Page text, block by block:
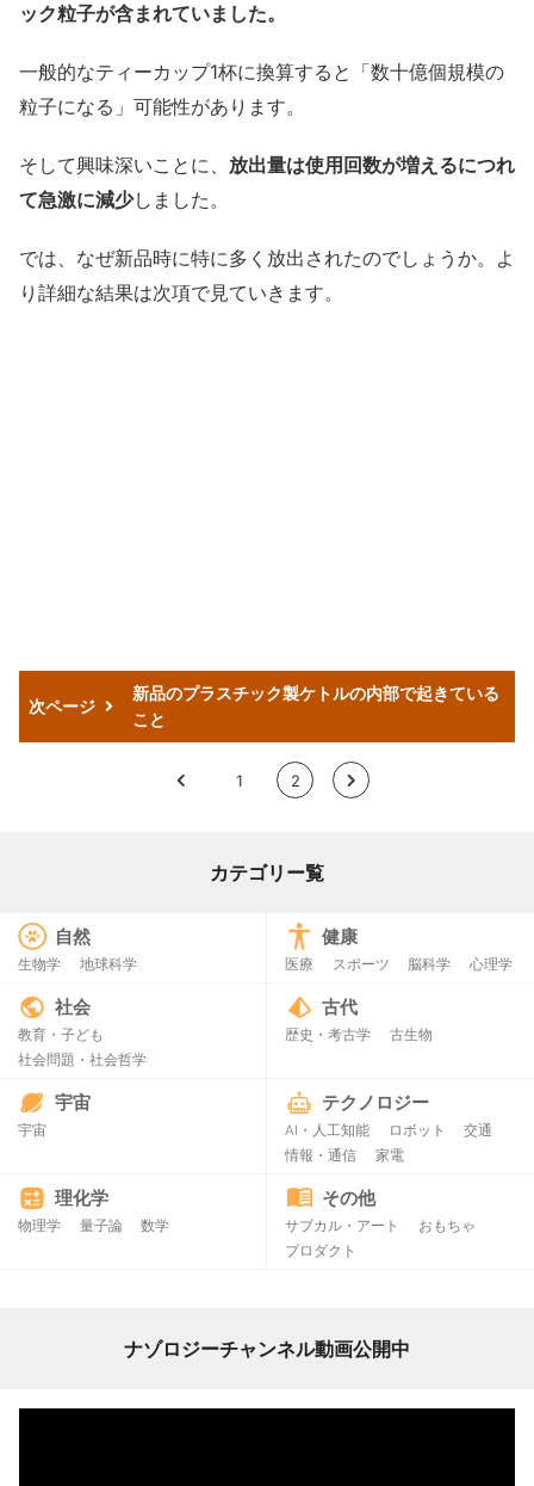
ック粒子が含まれていました。
一般的なティーカップ1杯に換算すると「数十億個規模の
粒子になる」可能性があります。
そして興味深いことに、 放出量は使用回数が増えるにつれ
て急激に減少しました。
では、なぜ新品時に特に多く放出されたのでしょうか。よ
り詳細な結果は次項で見ていきます。
次ページ
新品のプラスチック製ケトルの内部で起きている
こと
< 1 2 >
カテゴリー覧
自然
生物学 地球科学
健康
医療 スポーツ 脳科学 心理学
社会
教育・子ども
社会問題・社会哲学
古代
歴史・考古学 古生物
宇宙
宇宙
テクノロジー
AI・人工知能 ロボット
交通
情報・通信
家電
理化学
物理学 量子論 数学
その他
サブカル・アート
おもちゃ
プロダクト
ナゾロジーチャンネル動画公開中